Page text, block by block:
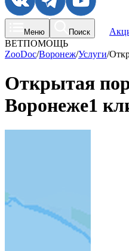
Меню Поиск
ВЕТПОМОЩЬ
ZooDoc/Воронеж/Услуги/
Открытая
Воронеже1